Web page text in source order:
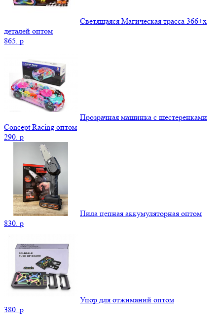
Светящаяся Магическая трасса 366+x
деталей оптом
865. p
Прозрачная машинка с шестеренками
Concept Racing оптом
290. p
Пила цепная аккумуляторная оптом
830. p
Упор для отжиманий оптом
380. p